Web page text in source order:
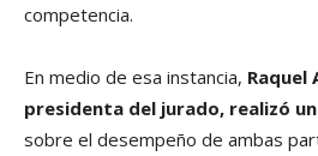
competencia.
En medio de esa instancia, Raquel
presidenta del jurado, realizó
sobre el desempeño de ambas